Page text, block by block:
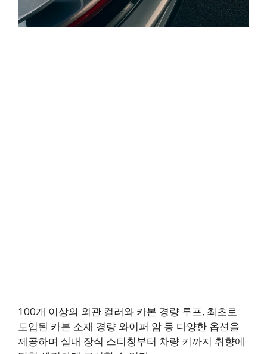
100개 이상의 외관 컬러와 카본 경량 루프, 최초로
도입된 카본 소재 경량 와이퍼 암 등 다양한 옵션을
제공하며 실내 장식 스티칭부터 차량 키까지 취향에